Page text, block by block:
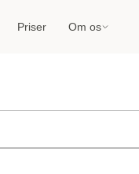
Priser Om os